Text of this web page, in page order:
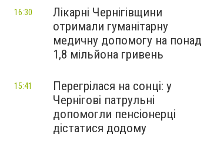
Лікарні Чернігівщини
отримали гуманітарну
медичну допомогу на понад
1,8 мільйона гривень
16:30
Перегрілася на сонці: у
Чернігові патрульні
допомогли пенсіонерці
дістатися додому
15:41